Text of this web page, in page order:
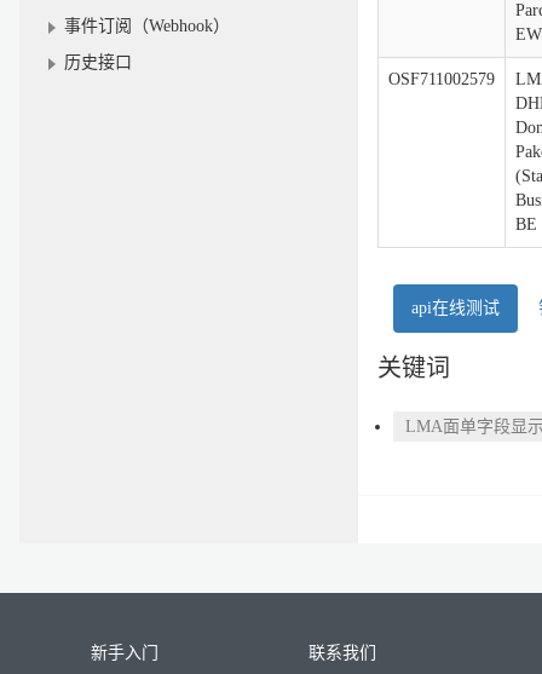
事件订阅（Webhook）
历史接口
OSF711002579
BE
api在线测试
关键词
LMA面单字段显
新手入门 联系我们